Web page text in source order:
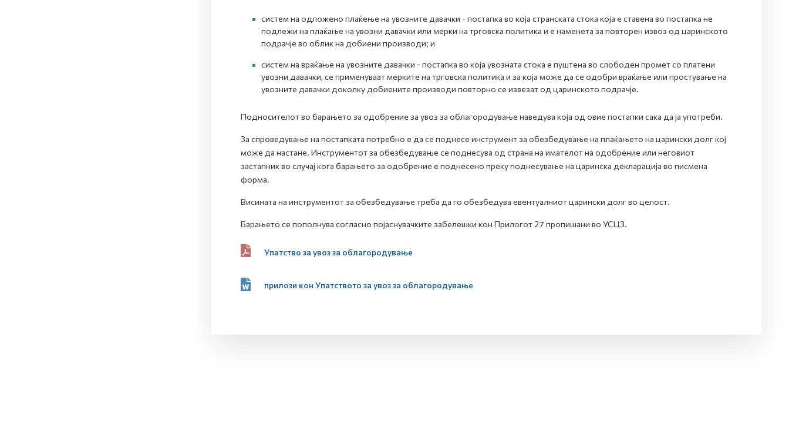
систем на одложено плаќење на увозните давачки - постапка во која странската стока која е ставена во постапка не
подлежи на плаќање на увозни давачки или мерки на трговска политика и е наменета за повторен извоз од царинското
подрачје во облик на добиени производи; и
систем на враќање на увозните давачки - постапка во која увозната стока е пуштена во слободен промет со платени
увозни давачки, се применуваат мерките на трговска политика и за која може да се одобри враќање или простување на
увозните давачки доколку добиените производи повторно се извезат од царинското подрачје.
Подносителот во барањето за одобрение за увоз за облагородување наведува која од овие постапки сака да ја употреби.
За спроведување на постапката потребно е да се поднесе инструмент за обезбедување на плаќањето на царински долг кој
може да настане. Инструментот за обезбедување се поднесува од страна на имателот на одобрение или неговиот
застапник во случај кога барањето за одобрение е поднесено преку поднесување на царинска декларација во писмена
форма.
Висината на инструментот за обезбедување треба да го обезбедува евентуалниот царински долг во целост.
Барањето се пополнува согласно појаснувачките забелешки кон Прилогот 27 пропишани во УСЦЗ.
Упатство за увоз за облагородување
прилози кон Упатството за увоз за облагородување